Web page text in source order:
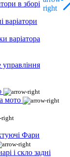
в зборі
варіатори
варіатора
мото
Фари
і скло задні